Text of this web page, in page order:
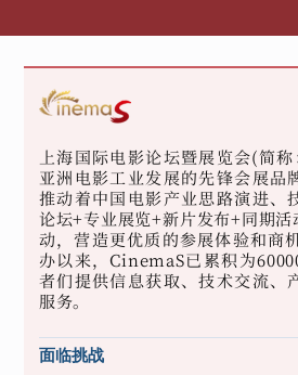
上海国际电影论坛暨展览会(简
亚洲电影工业发展的先锋会展品
推动着中国电影产业思路演进、
论坛+专业展览+新片发布+同期
动，营造更优质的参展体验和商
办以来，CinemaS已累积为
者们提供信息获取、技术交流、
服务。
面临挑战